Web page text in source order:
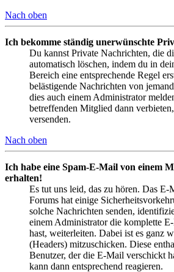
Nach oben
Ich bekomme ständig unerwünschte
Du kannst Private Nachrichten, die
automatisch löschen, indem du in
Bereich eine entsprechende Regel
belästigende Nachrichten von
dies auch einem Administrator
betreffenden Mitglied dann
versenden.
Nach oben
Ich habe eine Spam-E-Mail von einem
erhalten!
Es tut uns leid, das zu hören. Das E-
Forums hat einige
solche Nachrichten senden,
einem Administrator die komplette
hast, weiterleiten. Dabei ist es ganz
(Headers) mitzuschicken. Diese
Benutzer, der die E-Mail verschickt
kann dann entsprechend reagieren.